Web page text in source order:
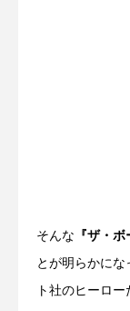
そんな 『ザ・
とが明らかに
ト社のヒーロ